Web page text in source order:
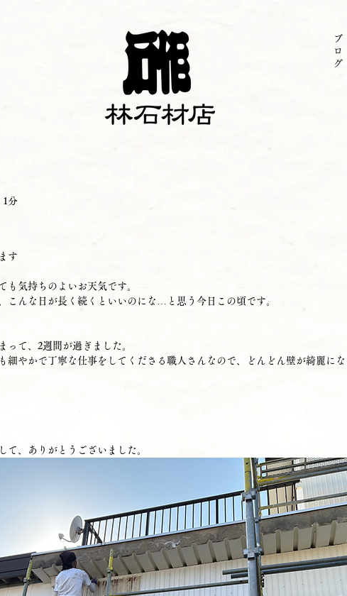
ブログ
1分
す
も気持ちのよいお天気です。
こんな日が長く続くといいのにな…と思う今日この頃です。
って、2週間が過ぎました。
細やかで丁寧な仕事をしてくださる職人さんなので、どんどん壁が綺麗にな
て、ありがとうございました。